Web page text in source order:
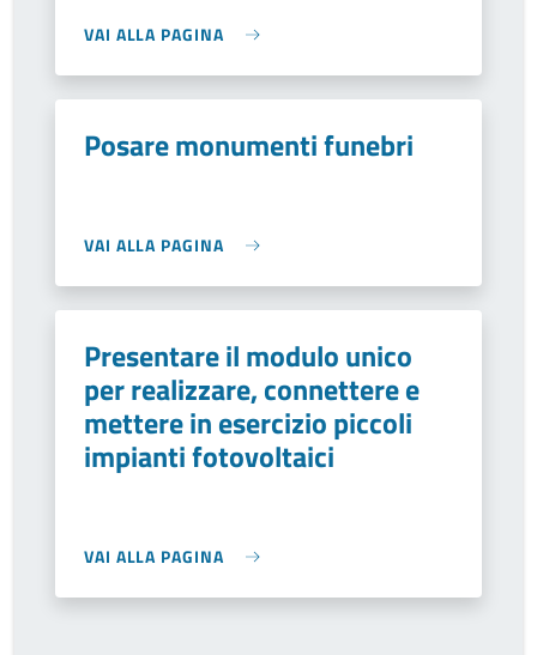
VAI ALLA PAGINA
Posare monumenti funebri
VAI ALLA PAGINA
Presentare il modulo unico
per realizzare, connettere e
mettere in esercizio piccoli
impianti fotovoltaici
VAI ALLA PAGINA